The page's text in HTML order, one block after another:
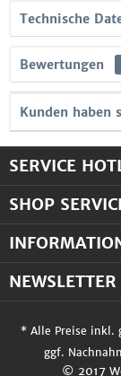
Technische
Bewertungen
Kunden haben
SERVICE
SHOP
NEWSLETTER
* Alle Preise inkl.
ggf.
© 2017